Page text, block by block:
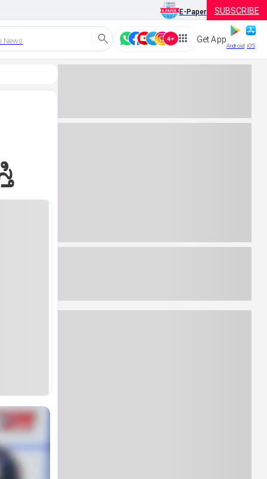
E-Paper SUBSCRIBE
News Get App
Android iOS